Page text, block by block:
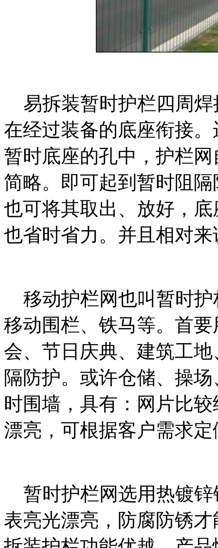
易拆装暂时护栏四周焊
在经过装备的底座衔接
暂时底座的孔中，护栏
简略。即可起到暂时阻
也可将其取出、放好，
也省时省力。并且相对
移动护栏网也叫暂时护
移动围栏、铁马等。首
会、节日庆典、建筑工
隔防护。或许仓储、操
时围墙，具有：网片比
漂亮，可根据客户需求
暂时护栏网选用热镀锌
表亮光漂亮，防腐防锈